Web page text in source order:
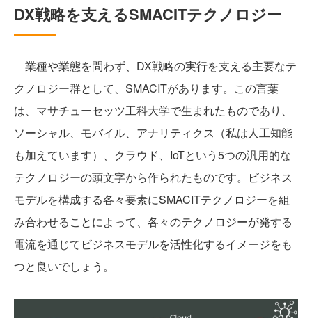
DX戦略を支えるSMACITテクノロジー
業種や業態を問わず、DX戦略の実行を支える主要なテ
クノロジー群として、SMACITがあります。この言葉
は、マサチューセッツ工科大学で生まれたものであり、
ソーシャル、モバイル、アナリティクス（私は人工知能
も加えています）、クラウド、IoTという5つの汎用的な
テクノロジーの頭文字から作られたものです。ビジネス
モデルを構成する各々要素にSMACITテクノロジーを組
み合わせることによって、各々のテクノロジーが発する
電流を通じてビジネスモデルを活性化するイメージをも
つと良いでしょう。